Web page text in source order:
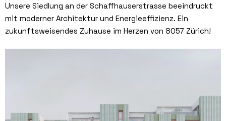
Unsere Siedlung an der Schaffhauserstrasse beeindruckt
mit moderner Architektur und Energieeffizienz. Ein
zukunftsweisendes Zuhause im Herzen von 8057 Zürich!